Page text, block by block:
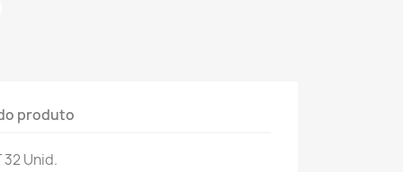
produto
32 Unid.